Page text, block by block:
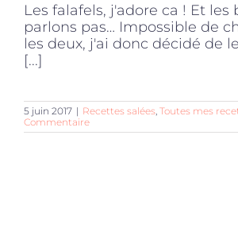
Offres
Les falafels, j'adore ca ! Et les
parlons pas… Impossible de
les deux, j'ai donc décidé de
[...]
5 juin 2017 | Recettes salées Toutes mes
Commentaire